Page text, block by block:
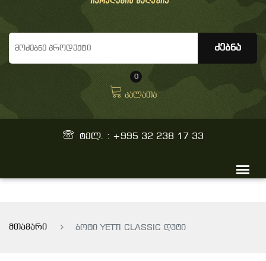
0
კალათა
ტელ. : +995 32 238 17 33
მთავარი ბოტი YETTI CLASSIC დუტი